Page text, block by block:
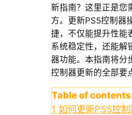
新指南？这里正是您
方。更新PS5控制器
捷，不仅能提升性能
系统稳定性，还能解
器功能。本指南将分
控制器更新的全部要
Table of contents
1 如何更新PS5控